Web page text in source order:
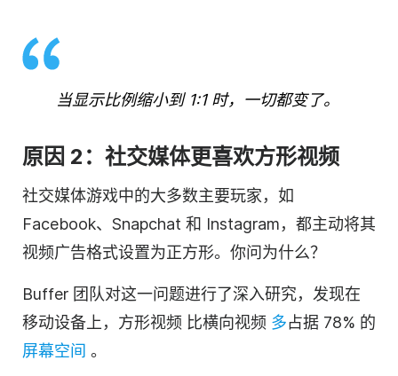
当显示比例缩小到 1:1 时，一切都变了。
原因 2： 社交媒体更喜欢方形视频
社交媒体游戏中的大多数主要玩家，如
Facebook、Snapchat 和 Instagram，都主动将其
视频广告格式设置为正方形。你问为什么？
Buffer 团队对这一问题进行了深入研究，发现在
移动设备上 ， 方形视频 比横向视频 多占据 78% 的
屏幕空间 。